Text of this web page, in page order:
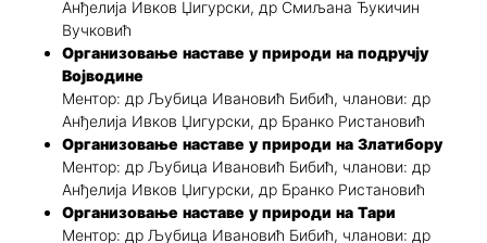
Анђелија Ивков Џигурски, др Смиљана Ђукичин
Вучковић
Организовање наставе у природи на подручју
Војводине
Ментор: др Љубица Ивановић Бибић, чланови: др
Анђелија Ивков Џигурски, др Бранко Ристановић
Организовање наставе у природи на Златибору
Ментор: др Љубица Ивановић Бибић, чланови: др
Анђелија Ивков Џигурски, др Бранко Ристановић
Организовање наставе у природи на Тари
Ментор: др Љубица Ивановић Бибић, чланови: др